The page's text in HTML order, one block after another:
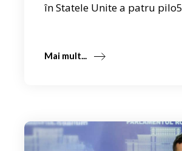
în Statele Unite a patru pilo5
Mai mult...